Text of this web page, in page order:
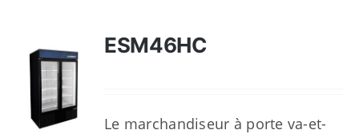
ESM46HC
Le marchandiseur à porte va-et-